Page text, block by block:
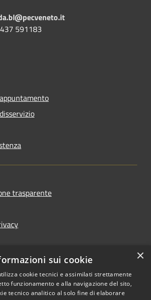
591183
trasparente
accessibilità
×
sui cookie
cookie tecnici e assimilati strettamente
funzionamento e alla navigazione del sito,
tecnico analitico al solo fine di elaborare